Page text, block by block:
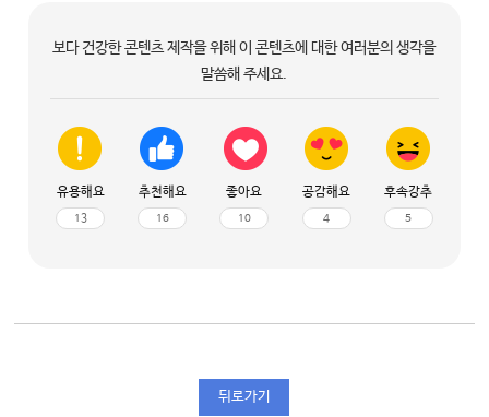
보다 건강한 콘텐츠 제작을 위해 이 콘텐츠에 대한 여러분의 생각을
말씀해 주세요.
유용해요
13
추천해요
16
좋아요
10
공감해요
4
후속강추
5
뒤로가기